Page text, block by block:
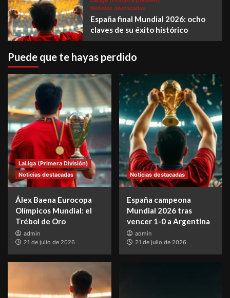
Noticias destacadas
España final Mundial 2026: ocho
claves de su éxito histórico
Puede que te hayas perdido
LaLiga (Primera División)
Noticias destacadas
Álex Baena Eurocopa
Olímpicos Mundial: el
Trébol de Oro
admin
21 de julio de 2026
Noticias destacadas
España campeona
Mundial 2026 tras
vencer 1-0 a Argentina
admin
21 de julio de 2026